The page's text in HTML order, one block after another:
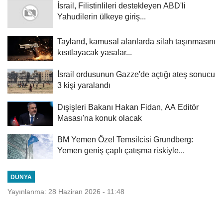
İsrail, Filistinlileri destekleyen ABD'li
Yahudilerin ülkeye giriş...
Tayland, kamusal alanlarda silah taşınmasını
kısıtlayacak yasalar...
İsrail ordusunun Gazze'de açtığı ateş sonucu
3 kişi yaralandı
Dışişleri Bakanı Hakan Fidan, AA Editör
Masası'na konuk olacak
BM Yemen Özel Temsilcisi Grundberg:
Yemen geniş çaplı çatışma riskiyle...
DÜNYA
Yayınlanma: 28 Haziran 2026 - 11:48